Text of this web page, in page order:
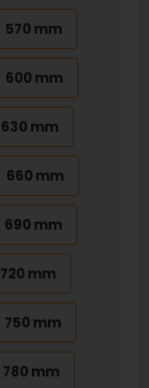
570 mm
600 mm
630 mm
660 mm
690 mm
720 mm
750 mm
780 mm